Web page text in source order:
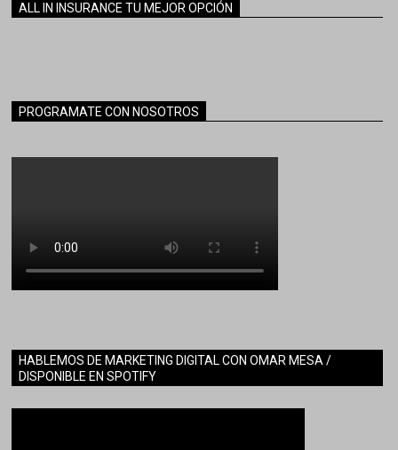
ALL IN INSURANCE TU MEJOR OPCIÓN
PROGRAMATE CON NOSOTROS
HABLEMOS DE MARKETING DIGITAL CON OMAR MESA /
DISPONIBLE EN SPOTIFY